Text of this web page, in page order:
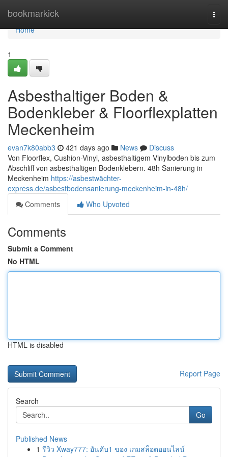
bookmarkick
Home
Home
1
Asbesthaltiger Boden &
Bodenkleber & Floorflexplatten
Meckenheim
evan7k80abb3 421 days ago News
Discuss
Von Floorflex, Cushion-Vinyl, asbesthaltigem Vinylboden bis zum
Abschliff von asbesthaltigen Bodenklebern. 48h Sanierung in
Meckenheim https://asbestwächter-
express.de/asbestbodensanierung-meckenheim-in-48h/
Comments
Who Upvoted
Comments
Submit a Comment
No HTML
HTML is disabled
Report Page
Search
Go
Published News
1 รีวิว Xway777: อันดับ1 ของ เกมสล็อตออนไลน์